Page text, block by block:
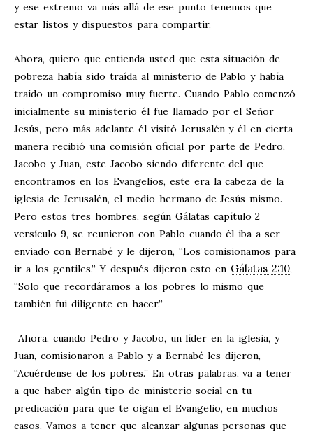
y ese extremo va más allá de ese punto tenemos que
estar listos y dispuestos para compartir.
Ahora, quiero que entienda usted que esta situación de
pobreza había sido traída al ministerio de Pablo y había
traído un compromiso muy fuerte. Cuando Pablo comenzó
inicialmente su ministerio él fue llamado por el Señor
Jesús, pero más adelante él visitó Jerusalén y él en cierta
manera recibió una comisión oficial por parte de Pedro,
Jacobo y Juan, este Jacobo siendo diferente del que
encontramos en los Evangelios, este era la cabeza de la
iglesia de Jerusalén, el medio hermano de Jesús mismo.
Pero estos tres hombres, según Gálatas capítulo 2
versículo 9, se reunieron con Pablo cuando él iba a ser
enviado con Bernabé y le dijeron, “Los comisionamos para
ir a los gentiles.” Y después dijeron esto en Gálatas 2:10,
“Solo que recordáramos a los pobres lo mismo que
también fui diligente en hacer.”
Ahora, cuando Pedro y Jacobo, un líder en la iglesia, y
Juan, comisionaron a Pablo y a Bernabé les dijeron,
“Acuérdense de los pobres.” En otras palabras, va a tener
a que haber algún tipo de ministerio social en tu
predicación para que te oigan el Evangelio, en muchos
casos. Vamos a tener que alcanzar algunas personas que